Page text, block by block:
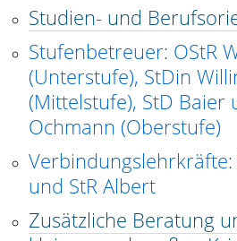
Studien- und
Stufenbetreuer: OStR
(Unterstufe), StDin
(Mittelstufe), StD Baier
Ochmann (Oberstufe)
Verbindungslehrkräfte:
und StR Albert
Zusätzliche Beratung